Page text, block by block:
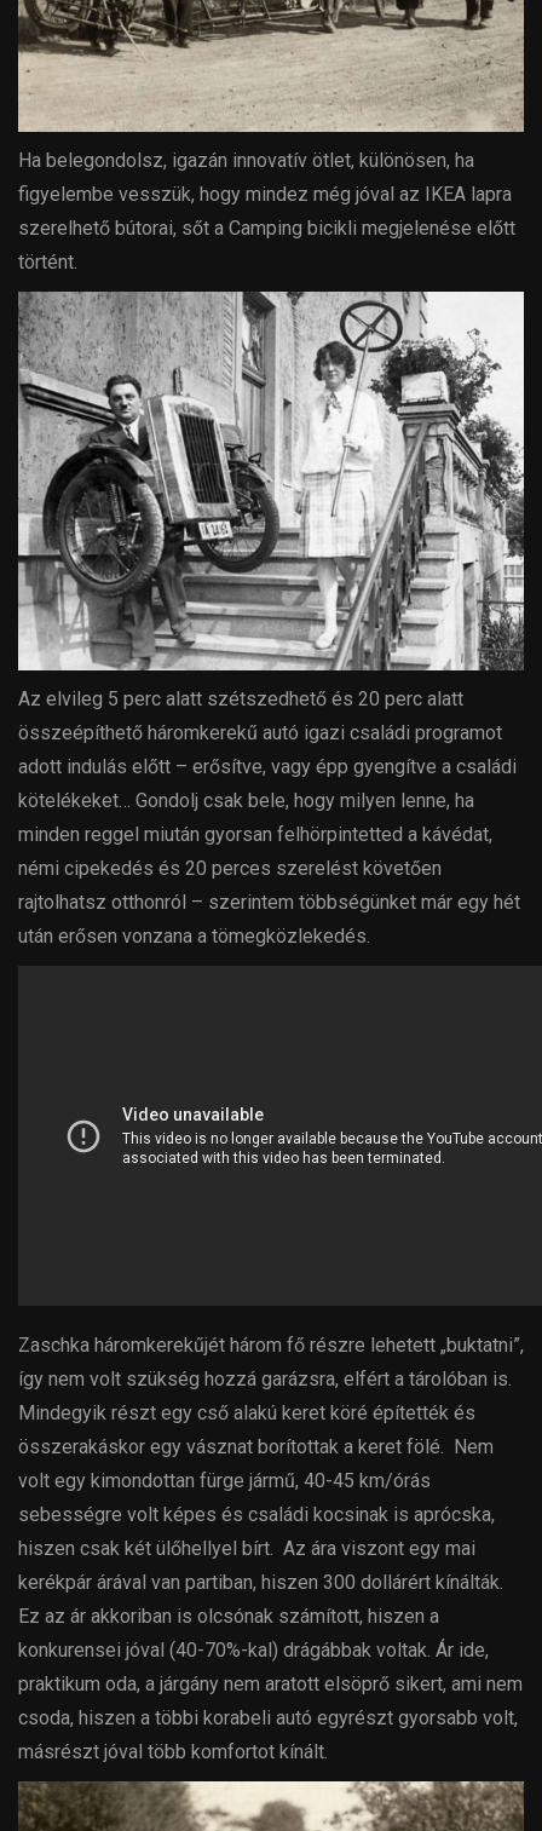
Ha belegondolsz, igazán innovatív ötlet, különösen, ha
figyelembe vesszük, hogy mindez még jóval az IKEA lapra
szerelhető bútorai, sőt a Camping bicikli megjelenése előtt
történt.
Az elvileg 5 perc alatt szétszedhető és 20 perc alatt
összeépíthető háromkerekű autó igazi családi programot
adott indulás előtt – erősítve, vagy épp gyengítve a családi
kötelékeket… Gondolj csak bele, hogy milyen lenne, ha
minden reggel miután gyorsan felhörpintetted a kávédat,
némi cipekedés és 20 perces szerelést követően
rajtolhatsz otthonról – szerintem többségünket már egy hét
után erősen vonzana a tömegközlekedés.
Zaschka háromkerekűjét három fő részre lehetett „buktatni”,
így nem volt szükség hozzá garázsra, elfért a tárolóban is.
Mindegyik részt egy cső alakú keret köré építették és
összerakáskor egy vásznat borítottak a keret fölé. Nem
volt egy kimondottan fürge jármű, 40-45 km/órás
sebességre volt képes és családi kocsinak is aprócska,
hiszen csak két ülőhellyel bírt. Az ára viszont egy mai
kerékpár árával van partiban, hiszen 300 dollárért kínálták.
Ez az ár akkoriban is olcsónak számított, hiszen a
konkurensei jóval (40-70%-kal) drágábbak voltak. Ár ide,
praktikum oda, a járgány nem aratott elsöprő sikert, ami nem
csoda, hiszen a többi korabeli autó egyrészt gyorsabb volt,
másrészt jóval több komfortot kínált.